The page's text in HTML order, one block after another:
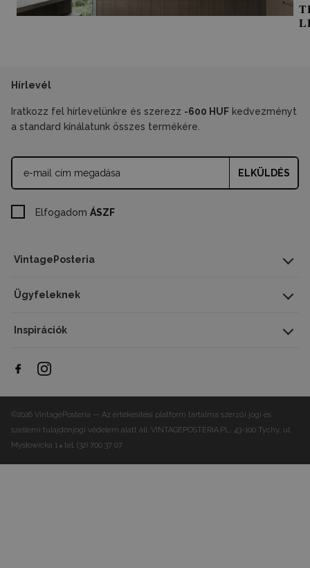
VintagePosteria
Ügyfeleknek
Inspirációk
Hírlevél
Iratkozz fel hírlevelünkre és szerezz -600 HUF kedvezményt
a standard kínálatunk összes termékére.
ELKÜLDÉS
Elfogadom ÁSZF
©2026 VintagePosteria — Az értékesítési platform tartalma szerzői jogi és
szellemi tulajdonjogi védelem alatt áll. VINTAGEPOSTERIA.PL, 43-100 Tychy, ul.
Mysłowicka 1
tel. (32) 700 37 07